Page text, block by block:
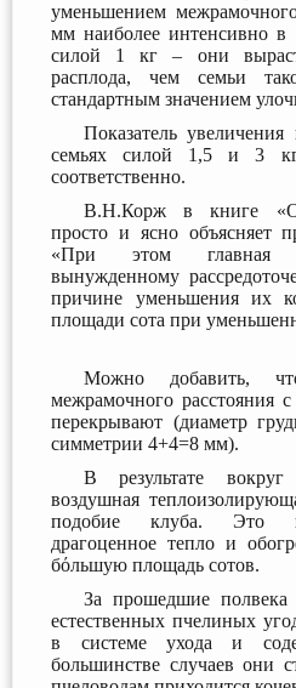
уменьшением
мм наиболее интенсивно в
силой 1 кг – они
расплода, чем семьи
стандартным значением
Показатель увеличения
семьях силой 1,5 и 3
соответственно.
В.Н.Корж в книге
просто и ясно объясняет
«При этом главная
вынужденному
причине уменьшения их
площади сота при
Можно добавить,
межрамочного расстояния
перекрывают (диаметр
симметрии 4+4=8 мм).
В результате вокруг
воздушная
подобие клуба. Это
драгоценное тепло и
бόльшую площадь сотов.
За прошедшие
естественных пчелиных
в системе ухода и
большинстве случаев они